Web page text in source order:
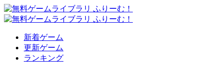
新着ゲーム
更新ゲーム
ランキング